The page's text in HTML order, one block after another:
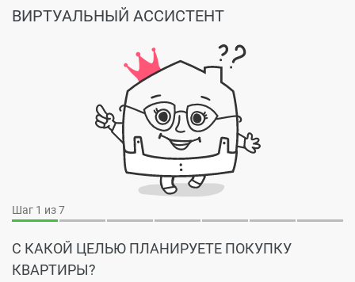
Шаг 1 из 7
С КАКОЙ ЦЕЛЬЮ ПЛАНИРУЕТЕ ПОКУПКУ
КВАРТИРЫ?
ВИРТУАЛЬНЫЙ АССИСТЕНТ